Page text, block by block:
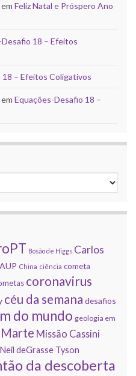
em Feliz Natal e Próspero Ano
18 – Efeitos
– Efeitos Coligativos
em Equações-Desafio 18 –
Bosão de Higgs Carlos
China ciência cometa
coronavirus
céu da semana desafios
do mundo geologia em
Marte Missão Cassini
Neil deGrasse Tyson
da descoberta